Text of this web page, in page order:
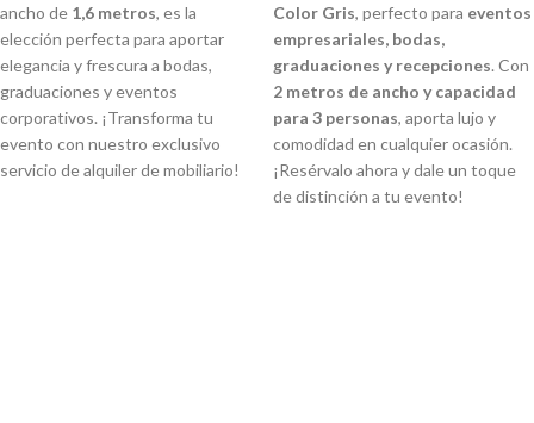
ancho de 1,6 metros, es la
elección perfecta para aportar
elegancia y frescura a bodas,
graduaciones y eventos
corporativos. ¡Transforma tu
evento con nuestro exclusivo
servicio de alquiler de mobiliario!
Color Gris, perfecto para eventos
empresariales, bodas,
graduaciones y recepciones. Con
2 metros de ancho y capacidad
para 3 personas, aporta lujo y
comodidad en cualquier ocasión.
¡Resérvalo ahora y dale un toque
de distinción a tu evento!